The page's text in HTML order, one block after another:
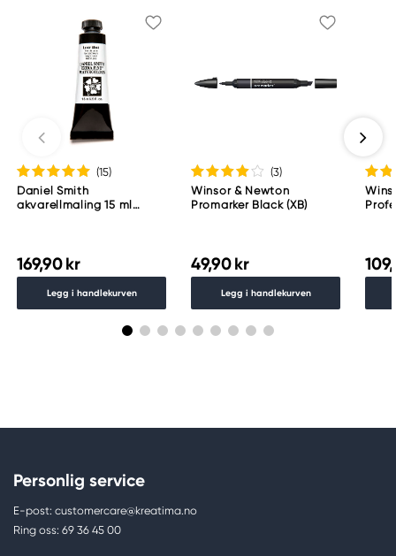
(15)
Daniel Smith
akvarellmaling 15 ml
169,90 kr
Legg i handlekurven
(3)
Winsor & Newton
Promarker Black (XB)
49,90 kr
Legg i handlekurven
Personlig service
E-post: customercare@kreatima.no
Ring oss: 69 36 45 00